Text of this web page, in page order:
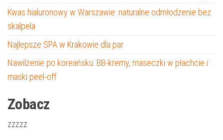
Kwas hialuronowy w Warszawie: naturalne odmłodzenie bez
skalpela
Najlepsze SPA w Krakowie dla par
Nawilżenie po koreańsku: BB-kremy, maseczki w płachcie i
maski peel-off
Zobacz
zzzzz